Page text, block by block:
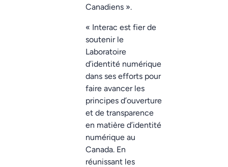
Canadiens ».
« Interac est fier de
soutenir le
Laboratoire
d’identité numérique
dans ses efforts pour
faire avancer les
principes d’ouverture
et de transparence
en matière d’identité
numérique au
Canada. En
réunissant les